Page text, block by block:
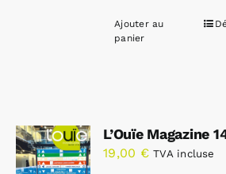
Ajouter au
panier
L’Ouïe Magazine
19,00 € TVA incluse